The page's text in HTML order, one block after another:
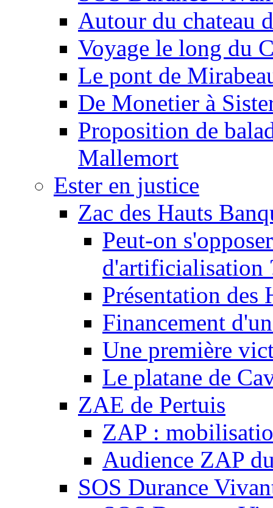
Autour du chateau
Voyage le long du
Le pont de
De Monetier à
Proposition de
Mallemort
Ester en justice
Zac des Hauts
Peut-on
d'artificialisation
Présentation des
Financement
Une première
Le platane de
ZAE de Pertuis
ZAP :
Audience ZAP
SOS Durance